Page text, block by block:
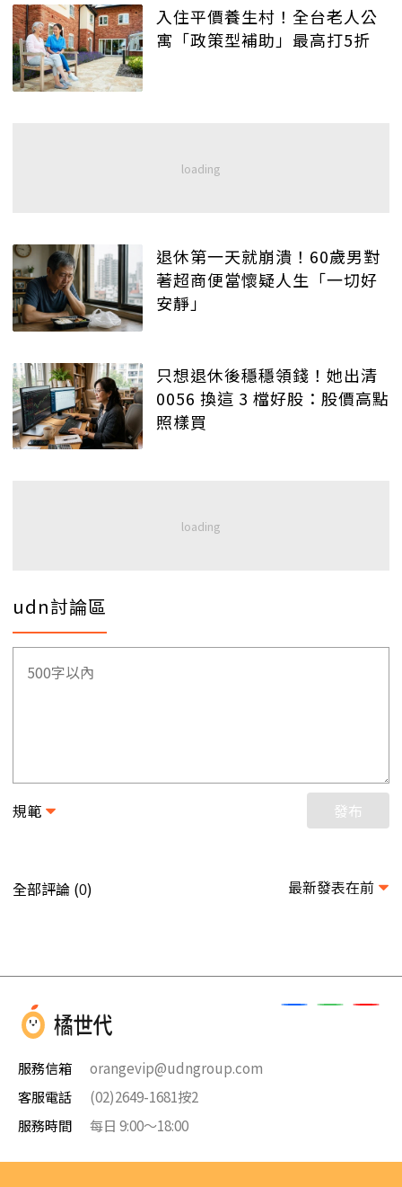
入住平價養生村！全台老人公
寓「政策型補助」最高打5折
退休第一天就崩潰！60歲男對
著超商便當懷疑人生「一切好
安靜」
只想退休後穩穩領錢！她出清
0056 換這 3 檔好股：股價高點
照樣買
udn討論區
規範 發布
全部評論 (0) 最新發表在前
服務信箱
orangevip@udngroup.com
客服電話
(02)2649-1681按2
服務時間
每日 9:00～18:00